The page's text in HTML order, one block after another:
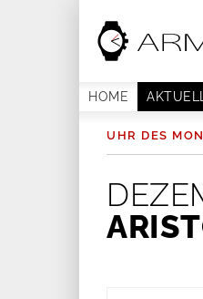
HOME AKTUELL
UHR DES